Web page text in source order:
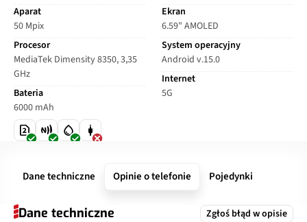
Aparat
50 Mpix
Procesor
MediaTek Dimensity 8350, 3,35
GHz
Bateria
6000 mAh
Ekran
6.59" AMOLED
System operacyjny
Android v.15.0
Internet
5G
Dane techniczne Opinie o telefonie Pojedynki
Dane techniczne Zgłoś błąd w opisie